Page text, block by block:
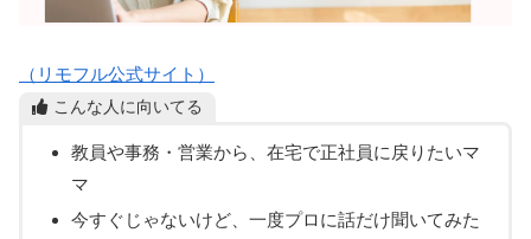
（リモフル公式サイト）
こんな人に向いてる
教員や事務・営業から、在宅で正社員に戻りたいマ
マ
今すぐじゃないけど、一度プロに話だけ聞いてみた